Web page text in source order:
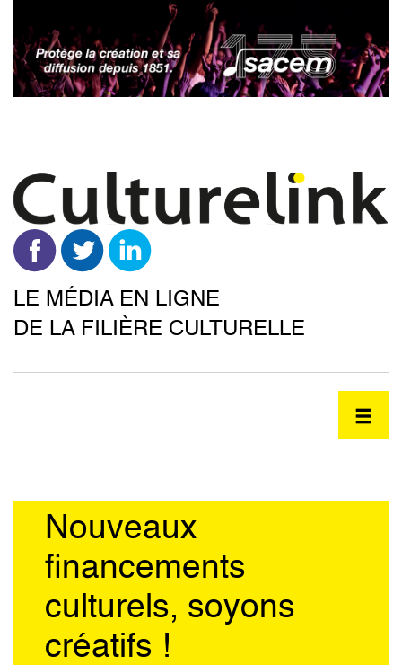
contenu
principal
LE MÉDIA EN LIGNE
DE LA FILIÈRE CULTURELLE
Nouveaux
financements
culturels, soyons
créatifs !